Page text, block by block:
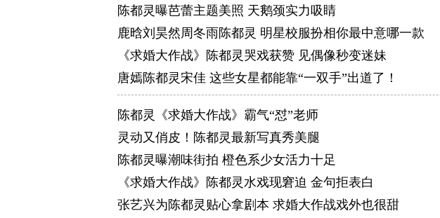
陈都灵曝芭蕾主题美照 天鹅颈实力吸睛
鹿晗刘昊然周冬雨陈都灵 明星校服扮相你最中意哪一款
《求婚大作战》陈都灵哭戏获赞 见偶像秒变迷妹
唐嫣陈都灵宋佳 这些女星都能靠“一双手”出道了！
陈都灵《求婚大作战》霸气“怼”老师
灵动又俏皮！陈都灵最新写真秀美腿
陈都灵曝潮味街拍 橙色系少女活力十足
《求婚大作战》陈都灵水戏现窘迫 金句拒表白
张艺兴为陈都灵贴心拿剧本 求婚大作战戏外也很甜